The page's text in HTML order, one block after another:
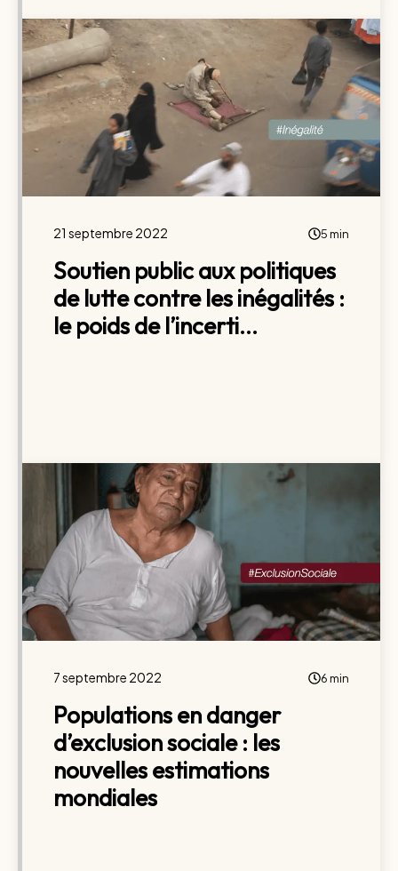
21 septembre 2022 5 min
Soutien public aux politiques
de lutte contre les inégalités :
le poids de l’incerti...
7 septembre 2022 6 min
Populations en danger
d’exclusion sociale : les
nouvelles estimations
mondiales